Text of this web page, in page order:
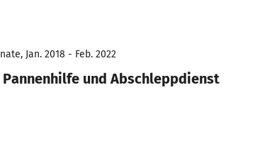
Jan. 2018 - Feb. 2022
und Abschleppdienst